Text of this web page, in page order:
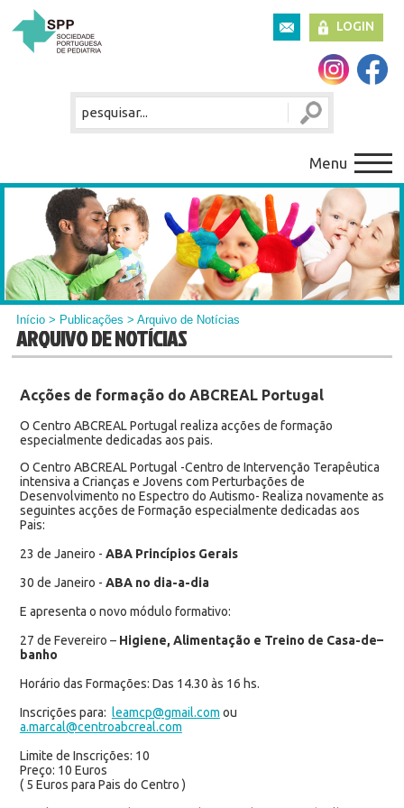
LOGIN
Menu
Início > Publicações > Arquivo de Notícias
ARQUIVO DE NOTÍCIAS
Acções de formação do ABCREAL Portugal
O Centro ABCREAL Portugal realiza acções de formação
especialmente dedicadas aos pais.
O Centro ABCREAL Portugal -Centro de Intervenção Terapêutica
intensiva a Crianças e Jovens com Perturbações de
Desenvolvimento no Espectro do Autismo- Realiza novamente as
seguintes acções de Formação especialmente dedicadas aos
Pais:
23 de Janeiro - ABA Princípios Gerais
30 de Janeiro - ABA no dia-a-dia
E apresenta o novo módulo formativo:
27 de Fevereiro – Higiene, Alimentação e Treino de Casa-de–
banho
Horário das Formações: Das 14.30 às 16 hs.
Inscrições para: leamcp@gmail.com ou
a.marcal@centroabcreal.com
Limite de Inscrições: 10
Preço: 10 Euros
( 5 Euros para Pais do Centro )